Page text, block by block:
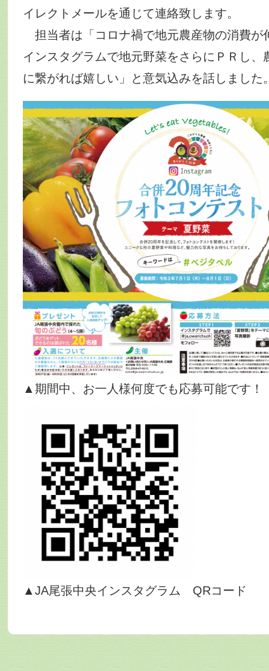
イレクトメールを通じて連絡致します。
担当者は「コロナ禍で地元農産物の消費が
インスタグラムで地元野菜をさらにＰＲし、
に繋がれば嬉しい」と意気込みを話しました
▲期間中、お一人様何度でも応募可能です！
▲JA尾張中央インスタグラム QRコード